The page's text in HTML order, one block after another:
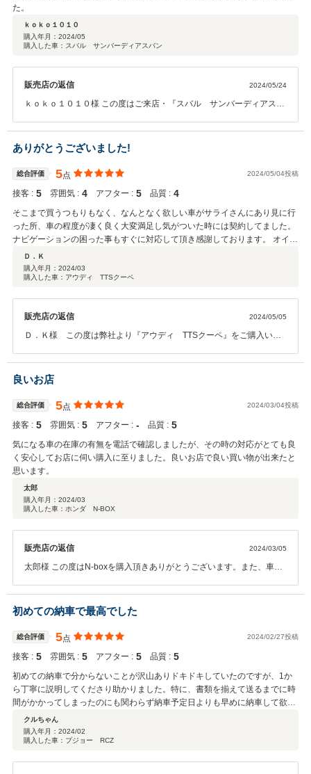
た。
ｋｏｋｏ１０１０
購入年月： 2024/05
購入した車：スバル サンバーディアスバン
販売店の返信 2024/05/24
ｋｏｋｏ１０１０様 この度はご来店・『スバル サンバーディアスバ
ーザーレビューへのご投稿、更には満点評価までいただきまして、大
変恐縮です。接客の態度やご説明の方高く評価していただき嬉しく思
います！又、良い車に巡り会えるお手伝いができて良かったです♪まだ
まだこれからのお付き合いですので、また何かございましたらお気軽
にお立ち寄りください♪この度は誠にありがとうございました！
ありがとうございました!
総合評価 5点 2024/05/04投稿
接客 : 5 雰囲気 : 4 アフター : 5 品質 : 4
そこまで買うつもりもなく、なんとなく欲しい車がサライさんにあり見に行
った所、車の程度が凄く良く大変満足し気がついた時には契約してました。
ナビゲーションの困った事もすぐに対応して頂き感謝しております。 オイル
交換などで、またお世話になる事もあると思いますが、宜しくお願いしま
す。 ありがとうございました。
Ｄ．Ｋ
購入年月： 2024/03
購入した車：アウディ TTSクーペ
販売店の返信 2024/05/05
Ｄ．Ｋ様 この度は弊社より『アウディ TTSクーペ』をご購入いた
評価のクチコミを頂き、大変うれしく思います。お客様に喜んで頂け
ることが、何よりも私共の励みになります。今後とも、どんなことで
もご相談いただければ嬉しく思いますのでお気軽にご相談をいただけ
ると幸いです。この度は本当にありがとうございました。
良いお店
総合評価 5点 2024/03/04投稿
接客 : 5 雰囲気 : 5 アフター : ‐ 品質 : 5
気になる車の在庫の有無を電話で確認しましたが、その時の対応がとても良
く安心してお店に伺い購入に至りました。良いお店で良い買い物が出来たと
思います。
太郎
購入年月： 2024/03
購入した車：ホンダ N-BOX
販売店の返信 2024/03/05
太郎様 この度はN-boxを購入頂きありがとうございます。また、車の
きれいな状態で持ってきて頂き、太郎様の様なオーナーであれば、N-
boxも大切に乗って頂けると確信しております。 お車の不具合につい
てはいつでも対応いたします。 高評価、コメントありがとうございま
した。
初めての納車で最高でした
総合評価 5点 2024/02/27投稿
接客 : 5 雰囲気 : 5 アフター : 5 品質 : 5
初めての納車で分からないことが沢山ありドキドキしていたのですが、1か
ら丁寧に説明してくださり助かりました。特に、書類を揃えて送るまでに時
間がかかってしまったのにも関わらず納車予定日よりも早めに納車して欲し
いという要望にも応えていただき、更にコーティングや取ることはできない
と言っていたアルミの部分の雨シミまで丁寧に消して頂いていて、ほんとに
大満足でした。
クルちゃん
購入年月： 2024/02
購入した車：プジョー RCZ